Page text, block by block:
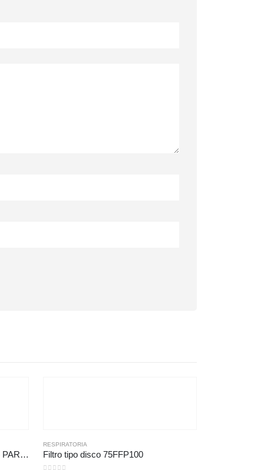
FILTRO ERGONIC F400R P3 R PARTICULAS PAR (TIPO CARTUCHO)
RESPIRATORIA
Filtro tipo disco 75FFP100